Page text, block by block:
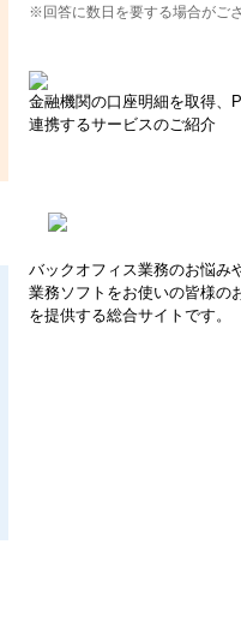
※回答に数日を要する場合がござ
金融機関の口座明細を取得、
連携するサービスのご紹介
バックオフィス業務のお悩み
業務ソフトをお使いの皆様の
を提供する総合サイトです。